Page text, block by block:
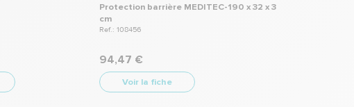
Protection barrière MEDITEC-190 x 32 x 3
cm
Ref.: 108456
94,47 €
Voir la fiche